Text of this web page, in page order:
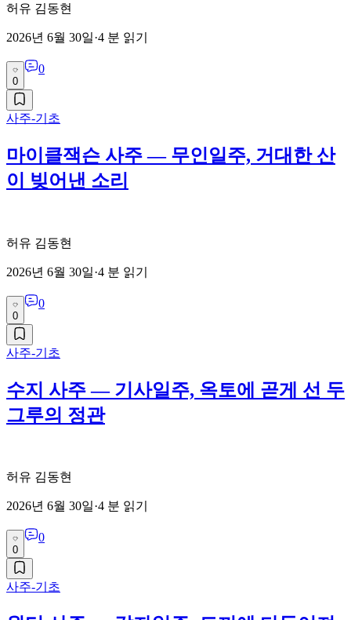
허유 김동현
2026년 6월 30일·4 분 읽기
0
0
사주-기초
마이클잭슨 사주 — 무인일주, 거대한 산
이 빚어낸 소리
허유 김동현
2026년 6월 30일·4 분 읽기
0
0
사주-기초
수지 사주 — 기사일주, 옥토에 곧게 선 두
그루의 정관
허유 김동현
2026년 6월 30일·4 분 읽기
0
0
사주-기초